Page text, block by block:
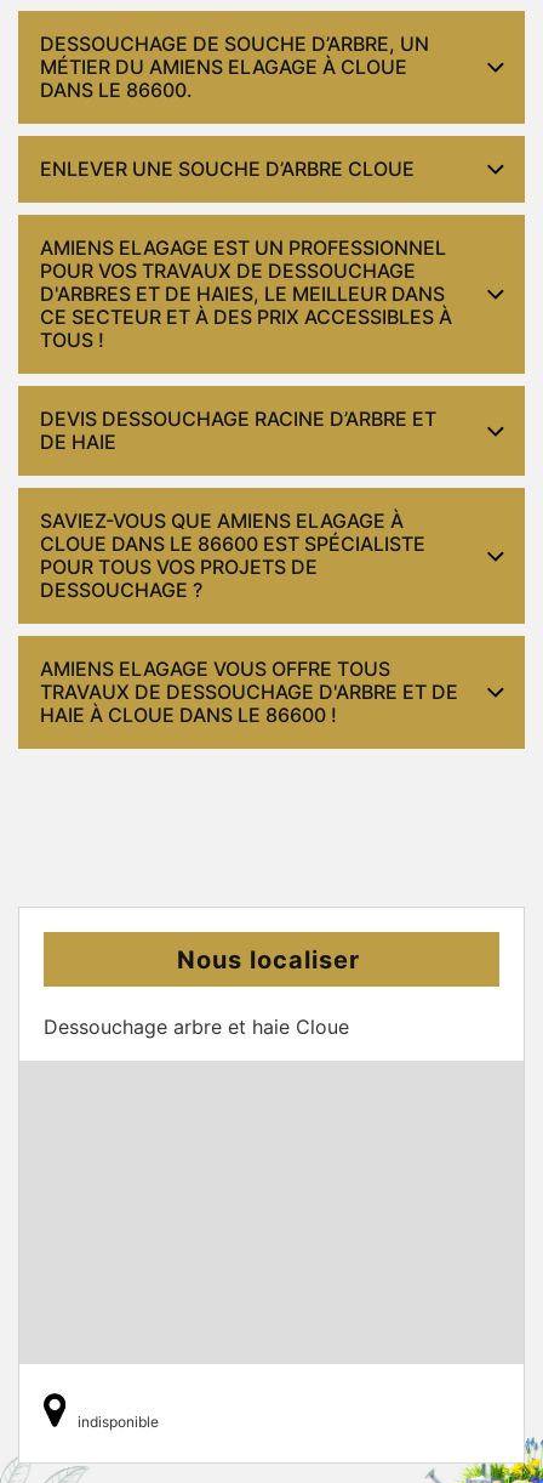
DESSOUCHAGE DE SOUCHE D’ARBRE, UN
MÉTIER DU AMIENS ELAGAGE À CLOUE
DANS LE 86600.
ENLEVER UNE SOUCHE D’ARBRE CLOUE
AMIENS ELAGAGE EST UN PROFESSIONNEL
POUR VOS TRAVAUX DE DESSOUCHAGE
D'ARBRES ET DE HAIES, LE MEILLEUR DANS
CE SECTEUR ET À DES PRIX ACCESSIBLES À
TOUS !
DEVIS DESSOUCHAGE RACINE D’ARBRE ET
DE HAIE
SAVIEZ-VOUS QUE AMIENS ELAGAGE À
CLOUE DANS LE 86600 EST SPÉCIALISTE
POUR TOUS VOS PROJETS DE
DESSOUCHAGE ?
AMIENS ELAGAGE VOUS OFFRE TOUS
TRAVAUX DE DESSOUCHAGE D'ARBRE ET DE
HAIE À CLOUE DANS LE 86600 !
Nous localiser
Dessouchage arbre et haie Cloue
indisponible